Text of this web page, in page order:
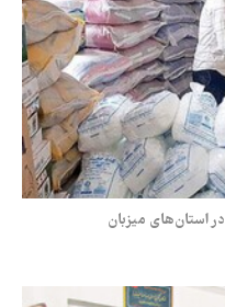
استان‌های میزبان